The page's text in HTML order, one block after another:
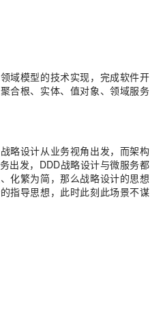
域模型的技术实现，完成软件开
合根、实体、值对象、领域服务
略设计从业务视角出发，而架构
出发， DDD战略设计与微服务都
化繁为简，那么战略设计的思想
指导思想，此时此刻此场景不谋